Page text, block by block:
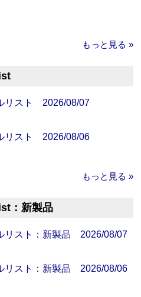
もっと見る »
リスト 2026/08/07
リスト 2026/08/06
もっと見る »
：新製品
リスト：新製品 2026/08/07
リスト：新製品 2026/08/06